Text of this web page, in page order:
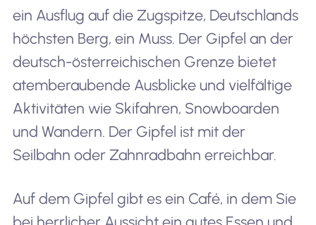
ein Ausflug auf die Zugspitze, Deutschlands
höchsten Berg, ein Muss. Der Gipfel an der
deutsch-österreichischen Grenze bietet
atemberaubende Ausblicke und vielfältige
Aktivitäten wie Skifahren, Snowboarden
und Wandern. Der Gipfel ist mit der
Seilbahn oder Zahnradbahn erreichbar.
Auf dem Gipfel gibt es ein Café, in dem Sie